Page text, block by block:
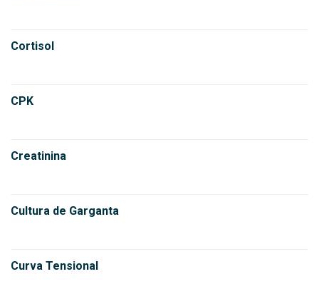
Cortisol
CPK
Creatinina
Cultura de Garganta
Curva Tensional